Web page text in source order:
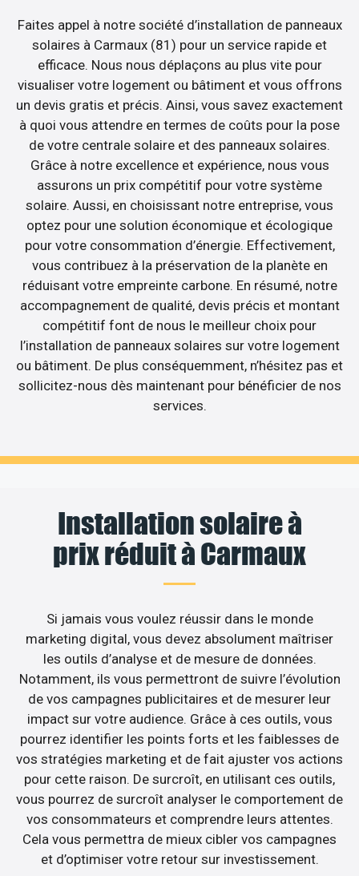
Faites appel à notre société d’installation de panneaux
solaires à Carmaux (81) pour un service rapide et
efficace. Nous nous déplaçons au plus vite pour
visualiser votre logement ou bâtiment et vous offrons
un devis gratis et précis. Ainsi, vous savez exactement
à quoi vous attendre en termes de coûts pour la pose
de votre centrale solaire et des panneaux solaires.
Grâce à notre excellence et expérience, nous vous
assurons un prix compétitif pour votre système
solaire. Aussi, en choisissant notre entreprise, vous
optez pour une solution économique et écologique
pour votre consommation d’énergie. Effectivement,
vous contribuez à la préservation de la planète en
réduisant votre empreinte carbone. En résumé, notre
accompagnement de qualité, devis précis et montant
compétitif font de nous le meilleur choix pour
l’installation de panneaux solaires sur votre logement
ou bâtiment. De plus conséquemment, n’hésitez pas et
sollicitez-nous dès maintenant pour bénéficier de nos
services.
Installation solaire à
prix réduit à Carmaux
Si jamais vous voulez réussir dans le monde
marketing digital, vous devez absolument maîtriser
les outils d’analyse et de mesure de données.
Notamment, ils vous permettront de suivre l’évolution
de vos campagnes publicitaires et de mesurer leur
impact sur votre audience. Grâce à ces outils, vous
pourrez identifier les points forts et les faiblesses de
vos stratégies marketing et de fait ajuster vos actions
pour cette raison. De surcroît, en utilisant ces outils,
vous pourrez de surcroît analyser le comportement de
vos consommateurs et comprendre leurs attentes.
Cela vous permettra de mieux cibler vos campagnes
et d’optimiser votre retour sur investissement.